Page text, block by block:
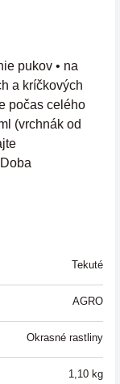
pukov • na
a kríčkových
počas celého
(vrchnák od
Tekuté
AGRO
Okrasné rastliny
1,10 kg